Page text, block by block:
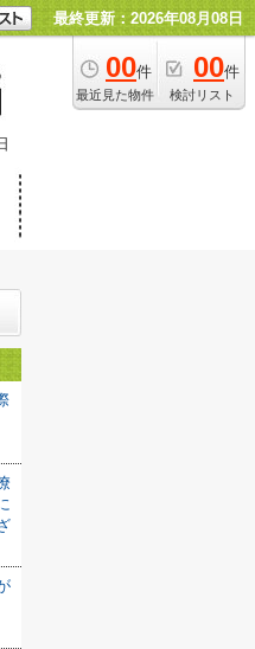
最終更新：2026年08月08日
00件
最近見た物件
00件
検討リスト